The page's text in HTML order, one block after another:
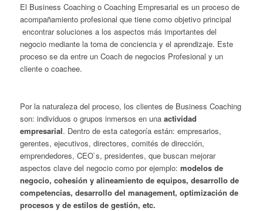
El Business Coaching o Coaching Empresarial es un proceso de
acompañamiento profesional que tiene como objetivo principal
encontrar soluciones a los aspectos más importantes del
negocio mediante la toma de conciencia y el aprendizaje. Este
proceso se da entre un Coach de negocios Profesional y un
cliente o coachee.
Por la naturaleza del proceso, los clientes de Business Coaching
son: individuos o grupos inmersos en unaactividad
empresarial. Dentro de esta categoría están: empresarios,
gerentes, ejecutivos, directores, comités de dirección,
emprendedores, CEO`s, presidentes, que buscan mejorar
aspectos clave del negocio como por ejemplo: modelos de
negocio, cohesión y alineamiento de equipos, desarrollo de
competencias, desarrollo del management, optimización de
procesos y de estilos de gestión, etc.